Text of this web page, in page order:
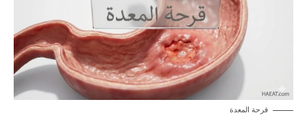
قرحة المعدة